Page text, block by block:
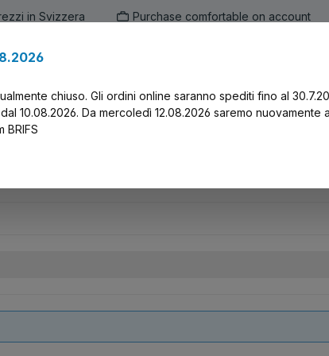
in Svizzera Purchase comfortable on account
chiuso. Gli ordini online saranno spediti fino al
10.08.2026. Da mercoledì 12.08.2026 saremo nuovamente
BRIFS